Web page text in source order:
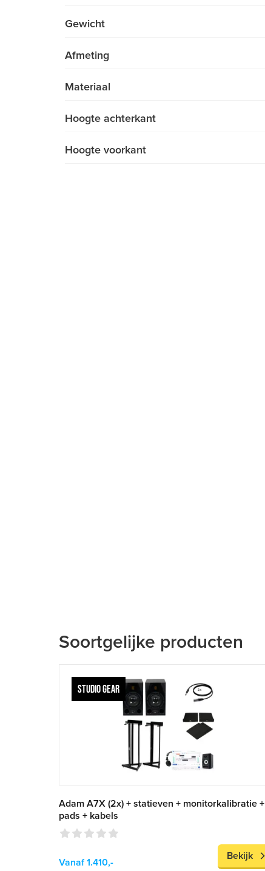
Gewicht
Afmeting
Materiaal
Hoogte achterkant
Hoogte voorkant
Soortgelijke producten
STUDIO GEAR
Adam A7X (2x) + statieven + monitorkalibratie +
pads + kabels
Vanaf 1.410,-
Bekijk